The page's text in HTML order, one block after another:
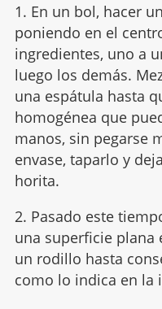
1. En un bol, hacer
poniendo en el
ingredientes, uno a
luego los demás.
una espátula hasta
homogénea que
manos, sin pegarse
envase, taparlo y
horita.
2. Pasado este
una superficie plana
un rodillo hasta
como lo indica en la